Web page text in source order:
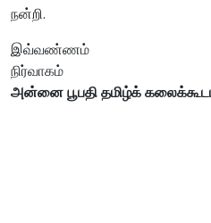
நன்றி.
இவ்வண்ணம்
நிர்வாகம்
அன்னைபூபதிதமிழ்க்